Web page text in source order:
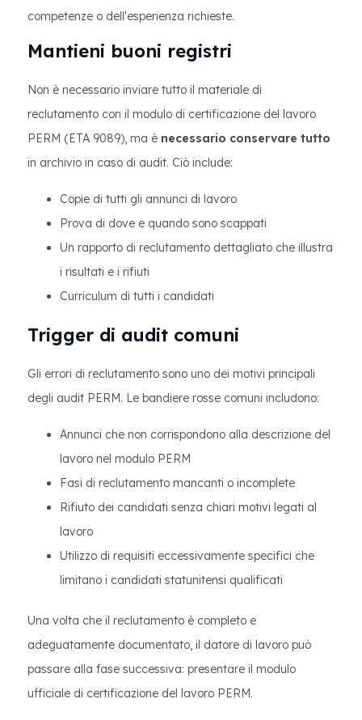
competenze o dell'esperienza richieste.
Mantieni buoni registri
Non è necessario inviare tutto il materiale di
reclutamento con il modulo di certificazione del lavoro
PERM (ETA 9089), ma è necessario conservare tutto
in archivio in caso di audit. Ciò include:
Copie di tutti gli annunci di lavoro
Prova di dove e quando sono scappati
Un rapporto di reclutamento dettagliato che illustra
i risultati e i rifiuti
Curriculum di tutti i candidati
Trigger di audit comuni
Gli errori di reclutamento sono uno dei motivi principali
degli audit PERM. Le bandiere rosse comuni includono:
Annunci che non corrispondono alla descrizione del
lavoro nel modulo PERM
Fasi di reclutamento mancanti o incomplete
Rifiuto dei candidati senza chiari motivi legati al
lavoro
Utilizzo di requisiti eccessivamente specifici che
limitano i candidati statunitensi qualificati
Una volta che il reclutamento è completo e
adeguatamente documentato, il datore di lavoro può
passare alla fase successiva: presentare il modulo
ufficiale di certificazione del lavoro PERM.